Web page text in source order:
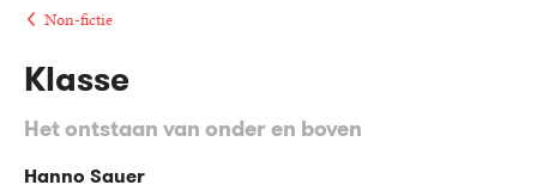
Veilig
Gratis
retourneren
uitgevers
Non-fictie
Klasse
Het ontstaan van onder en boven
Hanno Sauer